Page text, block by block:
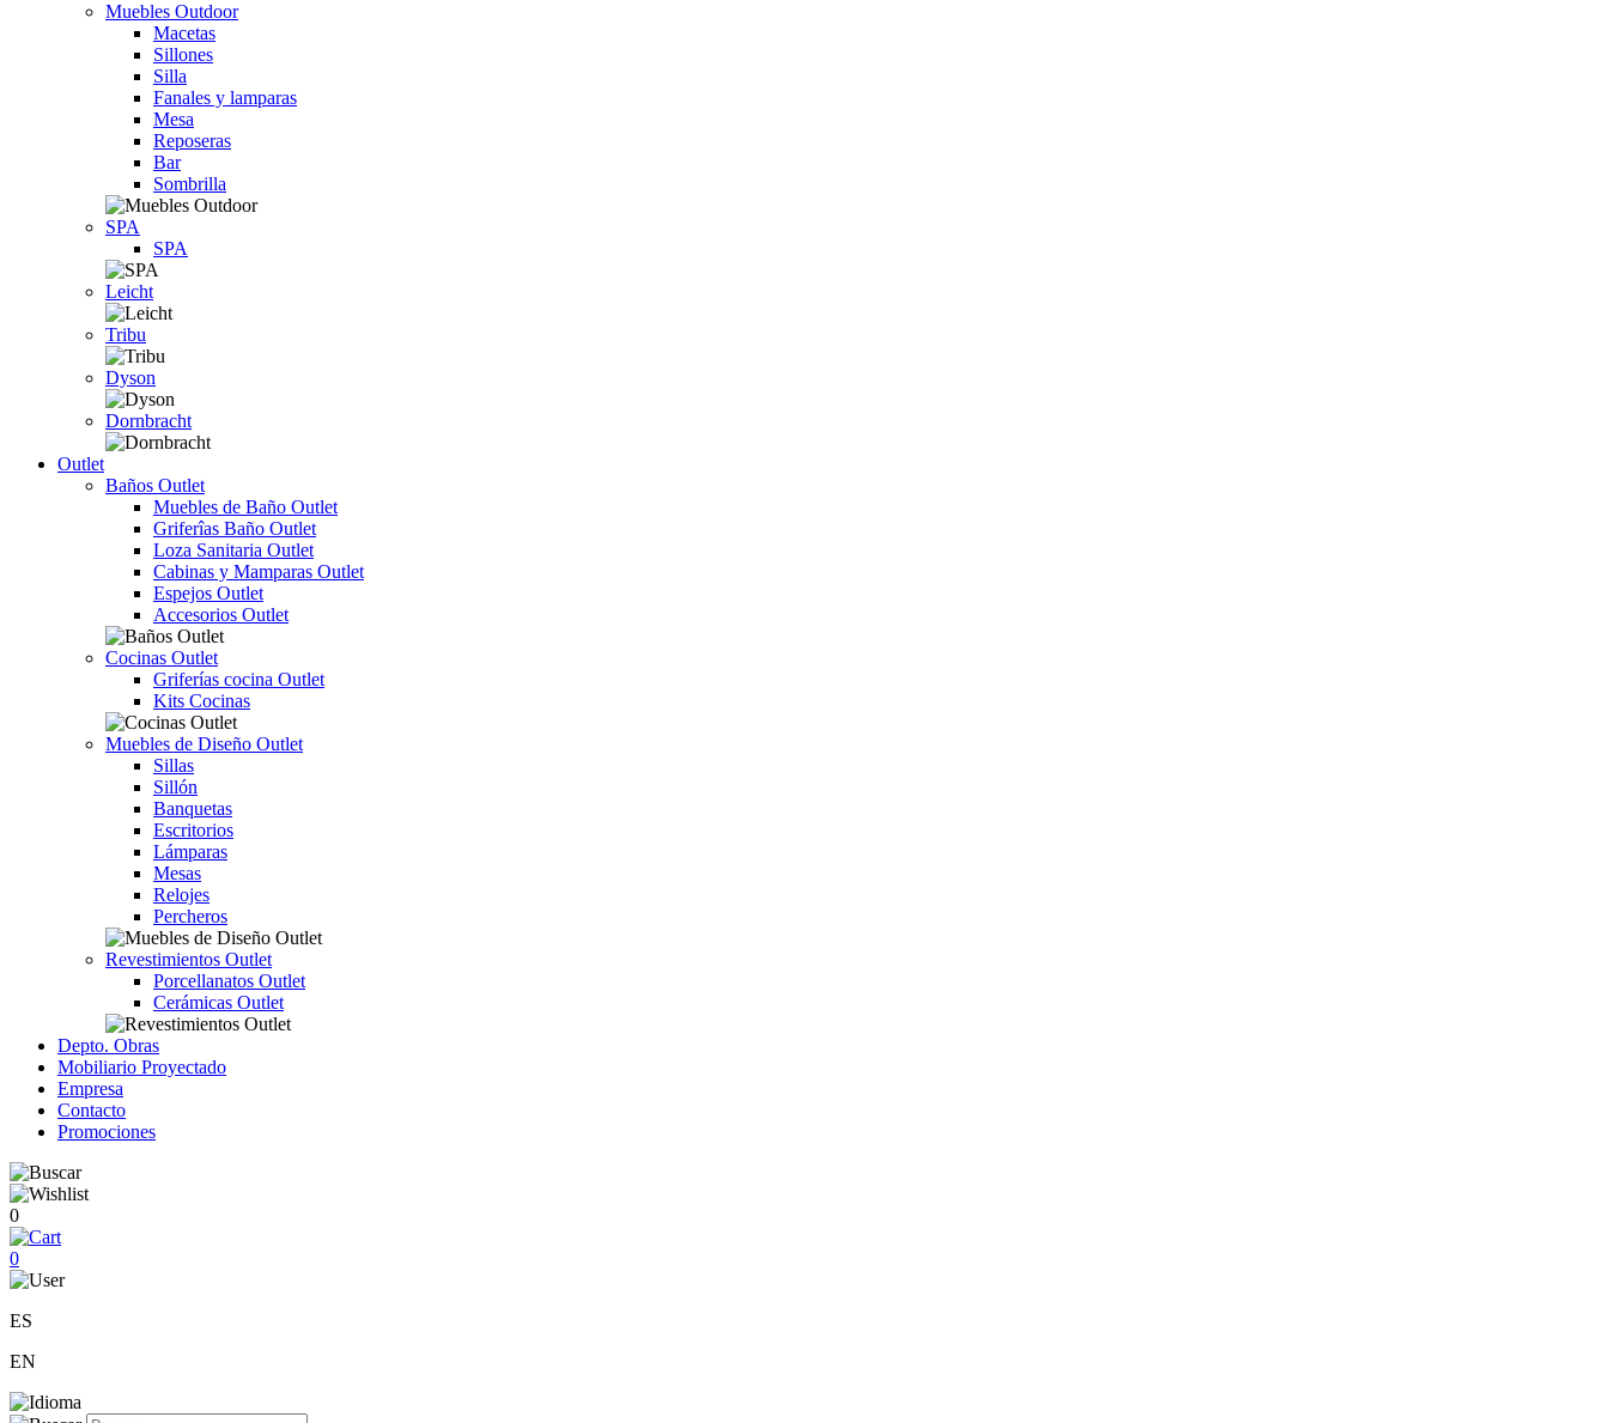
Muebles Outdoor
Macetas
Sillones
Silla
Fanales y lamparas
Mesa
Reposeras
Bar
Sombrilla
SPA
SPA
Leicht
Tribu
Dyson
Dornbracht
Outlet
Baños Outlet
Muebles de Baño Outlet
Griferîas Baño Outlet
Loza Sanitaria Outlet
Cabinas y Mamparas Outlet
Espejos Outlet
Accesorios Outlet
Cocinas Outlet
Griferías cocina Outlet
Kits Cocinas
Muebles de Diseño Outlet
Sillas
Sillón
Banquetas
Escritorios
Lámparas
Mesas
Relojes
Percheros
Revestimientos Outlet
Porcellanatos Outlet
Cerámicas Outlet
Depto. Obras
Mobiliario Proyectado
Empresa
Contacto
Promociones
0
0
ES
EN